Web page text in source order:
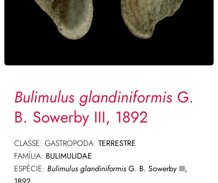
Bulimulus glandiniformisG.
B. Sowerby III, 1892
CLASSE: GASTROPODA: TERRESTRE
FAMÍLIA: BULIMULIDAE
ESPÉCIE: Bulimulus glandiniformisG. B. Sowerby III,